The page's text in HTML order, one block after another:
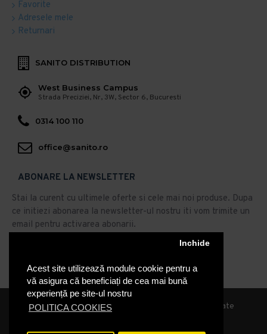
Acest site utilizează module cookie pentru a
vă asigura că beneficiați de cea mai bună
experiență pe site-ul nostru
POLITICA COOKIES
Inchide
Favorite
Adresele mele
Returnari
SANITO DISTRIBUTION
West Business Campus
Strada Preciziei, Nr, 3W, Sector 6, Bucuresti
0314 100 110
office@sanito.ro
ABONARE LA NEWSLETTER
Stai la curent cu ultimele oferte si cele mai noi produse. Dupa
ce initiezi abonarea la newsletter-ul nostru iti vom trimite un
email pentru activarea abonarii.
Abonare
Am citit şi sunt de acord cu Politica de Confidentialitate
© 2019, Sanito Distribution, Toate drepturile rezervate